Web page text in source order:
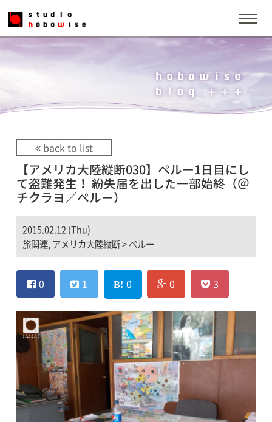
back to list
【アメリカ大陸縦断030】ペルー1日目にし
て盗難発生！ 紛失届を出した一部始終（＠
チクラヨ／ペルー）
2015.02.12 (Thu)
旅関連, アメリカ大陸縦断>ペルー
0 1 0 0 3